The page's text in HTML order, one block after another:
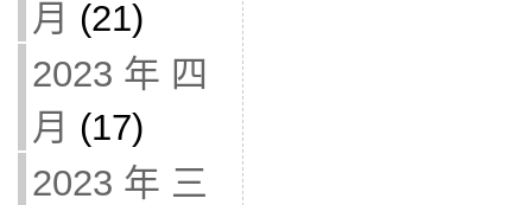
月 (21)
2023 年 四
月 (17)
2023 年 三